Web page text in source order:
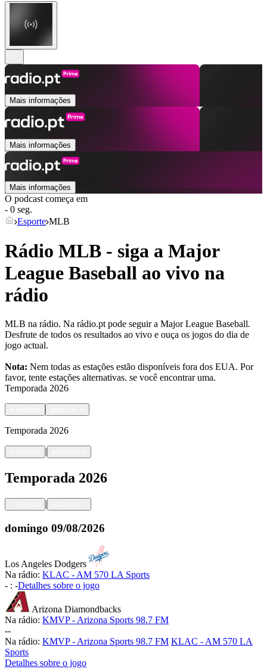
Mais informações
Mais informações
Mais informações
O podcast começa em
- 0 seg.
Esporte MLB
Rádio MLB - siga a Major
League Baseball ao vivo na
rádio
MLB na rádio. Na rádio.pt pode seguir a Major League Baseball.
Desfrute de todos os resultados ao vivo e ouça os jogos do dia de
jogo actual.
Nota: Nem todas as estações estão disponíveis fora dos EUA. Por
favor, tente estações alternativas. se você encontrar uma.
Temporada 2026
Temporada 2026
|
Temporada 2026
|
domingo 09/08/2026
Los Angeles Dodgers
Na rádio: KLAC - AM 570 LA Sports
- : -Detalhes sobre o jogo
Arizona Diamondbacks
Na rádio: KMVP - Arizona Sports 98.7 FM
--
Na rádio: KMVP - Arizona Sports 98.7 FM KLAC - AM 570 LA
Sports
Detalhes sobre o jogo